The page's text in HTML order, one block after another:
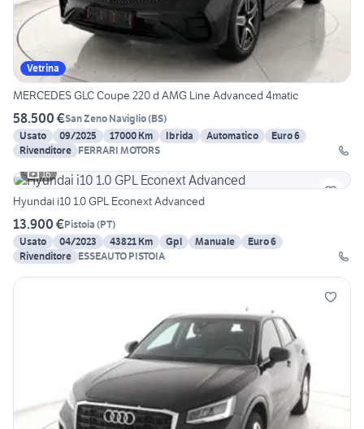
Vetrina
MERCEDES GLC Coupe 220 d AMG Line Advanced 4matic
58.500 €San Zeno Naviglio(BS)
Usato
09/2025 17000 Km Ibrida Automatico
Euro 6
Rivenditore FERRARI MOTORS
16
Hyundai i10 1.0 GPL Econext Advanced
13.900 €Pistoia (PT)
Usato
04/2023 43821 Km Gpl Manuale
Euro 6
Rivenditore ESSEAUTO PISTOIA